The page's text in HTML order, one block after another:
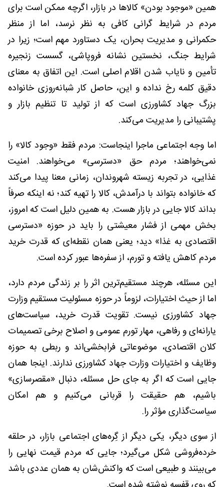
همین «موجود بودن» کالاها در بازار، اگرچه ممکن است برای
مردم در شرایط گرانی کافی به نظر نرسد، اما از منظر
حکمرانی و مدیریت بحران، یک دستاورد مهم است؛ زیرا در
شرایط جنگ، نخستین نشانه فروپاشی، گسست زنجیره
تأمین و نایاب شدن اقلام اصلی است. این اتفاق به معنای
دقیق کلمه رخ نداده و این، حاصل کار شبانه‌روزی خانواده
بزرگ جهاد کشاورزی است که از تولید تا تنظیم بازار و
پشتیبانی را مدیریت می‌کند.
اما وجه اجتماعی ماجرا اینجاست: مردم فقط «وجود کالا» را
نمی‌خواهند؛ مردم حق «دسترسی» می‌خواهند. امنیت
غذایی، در تجربه زیسته شهروندان، زمانی معنا پیدا می‌کند
که خانواده بتواند با درآمدش، کالا را تهیه کند؛ نه اینکه صرفاً
بداند کالا جایی در بازار هست. به همین دلیل است که امروز،
بخش مهمی از فشار معیشتی را باید در حوزه «دسترسی
اقتصادی به غذا» دید؛ یعنی همان نقطه‌ای که قدرت خرید
مردم کاهش یافته و تورم، از سفره‌ها عبور کرده است.
این مسئله، هرچند مستقیم‌ترین اثر را بر زندگی مردم دارد،
اما از حیث اختیارات، لزوماً در حوزه مسئولیت مستقیم وزارت
جهاد کشاورزی نیست. تقویت قدرت خرید، سیاست‌های
یارانه‌ای و رفاهی، مهار تورم عمومی و اصلاح برخی تصمیمات
کلان اقتصادی، موضوعاتی فرابخشی‌اند و ربطی به حوزه
وظایف و اختیارات وزارت جهاد کشاورزی ندارند. اینجا همان
جایی است که اگر به جای حل مسئله، دنبال «مقصرسازی»
باشیم، هم حقیقت را قربانی می‌کنیم و هم امکان
سیاست‌گذاری مؤثر را.
از سوی دیگر، یکی دیگر از گِره‌های اجتماعی بازار، در حلقه
خرده‌فروشی شکل می‌گیرد؛ جایی که مردم قیمت نهایی را
می‌بینند و طبیعی است که واکنش‌شان به همان عددی باشد